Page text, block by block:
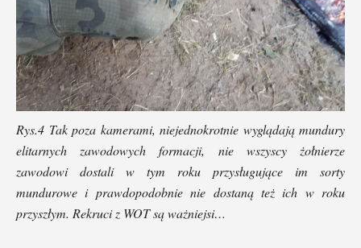
Rys.4 Tak poza kamerami, niejednokrotnie wyglądają mundury
elitarnych zawodowych formacji, nie wszyscy żołnierze
zawodowi dostali w tym roku przysługujące im sorty
mundurowe i prawdopodobnie nie dostaną też ich w roku
przyszłym. Rekruci z WOT są ważniejsi…